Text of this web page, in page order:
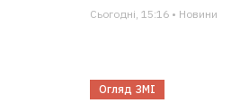
Сьогодні, 15:16 • Новини
Огляд ЗМІ